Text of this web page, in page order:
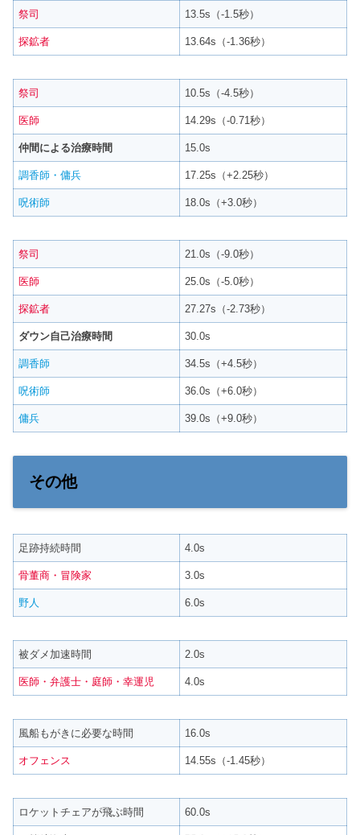
祭司 13.5s（-1.5秒）
探鉱者 13.64s（-1.36秒）
祭司 10.5s（-4.5秒）
医師 14.29s（-0.71秒）
仲間による治療時間 15.0s
調香師・傭兵 17.25s（+2.25秒）
呪術師 18.0s（+3.0秒）
祭司 21.0s（-9.0秒）
医師 25.0s（-5.0秒）
探鉱者 27.27s（-2.73秒）
ダウン自己治療時間 30.0s
調香師 34.5s（+4.5秒）
呪術師 36.0s（+6.0秒）
傭兵 39.0s（+9.0秒）
その他
足跡持続時間 4.0s
骨董商・冒険家 3.0s
野人 6.0s
被ダメ加速時間 2.0s
医師・弁護士・庭師・幸運児 4.0s
風船もがきに必要な時間 16.0s
オフェンス 14.55s（-1.45秒）
ロケットチェアが飛ぶ時間 60.0s